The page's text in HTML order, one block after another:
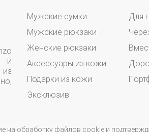
и
Мужские сумки
Мужские рюкзаки
Женские рюкзаки
Аксессуары из кожи
Подарки из кожи
Эксклюзив
Для
на обработку файлов cookie и